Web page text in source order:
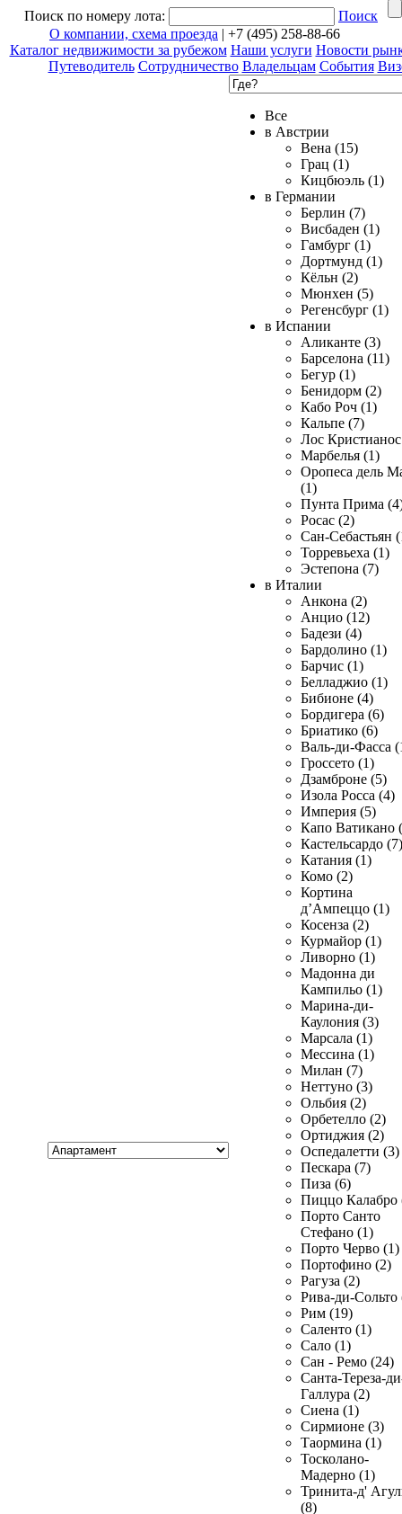
Поиск по номеру лота:
Поиск
О компании, схема проезда | +7 (495) 258-88-66
Каталог недвижимости за рубежом Наши услуги Новости
Путеводитель Сотрудничество Владельцам События
Все
в Австрии
Вена (15)
Грац (1)
Кицбюэль (1)
в Германии
Берлин (7)
Висбаден (1)
Гамбург (1)
Дортмунд (1)
Кёльн (2)
Мюнхен (5)
Регенсбург (1)
в Испании
Аликанте (3)
Барселона (11)
Бегур (1)
Бенидорм (2)
Кабо Роч (1)
Кальпе (7)
Лос
Марбелья (1)
Оропеса дель
(1)
Пунта Прима
Росас (2)
Сан-Себастьян
Торревьеха (1)
Эстепона (7)
в Италии
Анкона (2)
Анцио (12)
Бадези (4)
Бардолино (1)
Барчис (1)
Белладжио (1)
Бибионе (4)
Бордигера (6)
Бриатико (6)
Валь-ди-Фасса
Гроссето (1)
Дзамброне (5)
Изола Росса (4)
Империя (5)
Капо Ватикано
Кастельсардо (7)
Катания (1)
Комо (2)
Кортина
д’Ампеццо (1)
Косенза (2)
Курмайор (1)
Ливорно (1)
Мадонна ди
Кампильо (1)
Марина-ди-
Каулония (3)
Марсала (1)
Мессина (1)
Милан (7)
Неттуно (3)
Ольбия (2)
Орбетелло (2)
Ортиджия (2)
Оспедалетти (3)
Пескара (7)
Пиза (6)
Пиццо Калабро
Порто Санто
Стефано (1)
Порто Черво (1)
Портофино (2)
Рагуза (2)
Рива-ди-Сольто
Рим (19)
Саленто (1)
Сало (1)
Сан - Ремо (24)
Санта-Тереза-
Галлура (2)
Сиена (1)
Сирмионе (3)
Таормина (1)
Тосколано-
Мадерно (1)
Тринита-д'
(8)